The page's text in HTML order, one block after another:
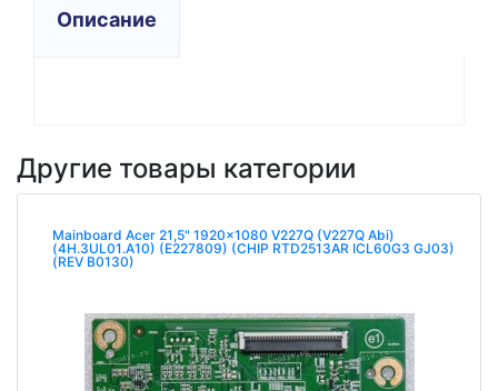
Описание
Другие товары категории
Mainboard Acer 21,5" 1920x1080 V227Q (V227Q Abi)
(4H.3UL01.A10) (E227809) (CHIP RTD2513AR ICL60G3 GJ03)
(REV B0130)